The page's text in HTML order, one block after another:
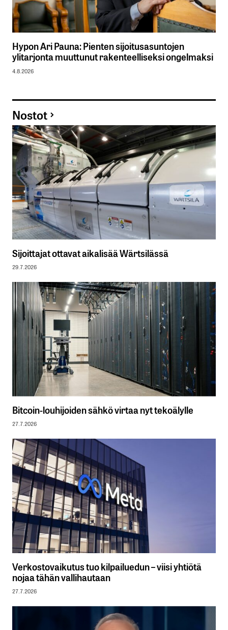
Hypon Ari Pauna: Pienten sijoitusasuntojen
ylitarjonta muuttunut rakenteelliseksi ongelmaksi
4.8.2026
Nostot
Sijoittajat ottavat aikalisää Wärtsilässä
29.7.2026
Bitcoin-louhijoiden sähkö virtaa nyt tekoälylle
27.7.2026
Verkostovaikutus tuo kilpailuedun – viisi yhtiötä
nojaa tähän vallihautaan
27.7.2026